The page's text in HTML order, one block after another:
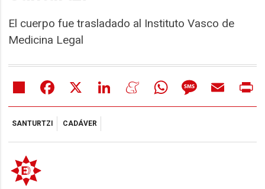
El cuerpo fue trasladado al Instituto Vasco de
Medicina Legal
Share Facebook LinkedIn MeneameWhatsAppMessageEmail
SANTURTZI CADÁVER